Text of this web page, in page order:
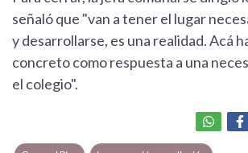
señaló que "van a tener el lugar
y desarrollarse, es una realidad. Acá
concreto como respuesta a una
el colegio".